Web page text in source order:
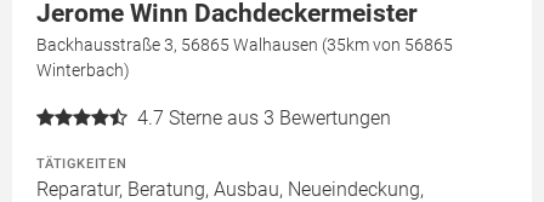
Jerome Winn Dachdeckermeister
Backhausstraße 3, 56865 Walhausen (35km von 56865
Winterbach)
4.7 Sterne aus 3 Bewertungen
TÄTIGKEITEN
Reparatur, Beratung, Ausbau, Neueindeckung,